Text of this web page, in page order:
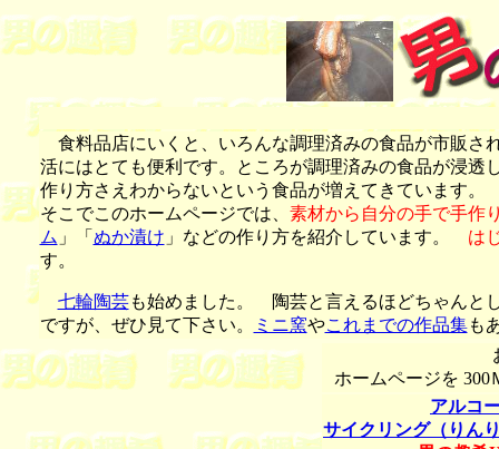
食料品店にいくと、いろんな調理済みの食品が市販さ
活にはとても便利です。ところが調理済みの食品が浸
作り方さえわからないという食品が増えてきています。
そこでこのホームページでは、 素材から自分の手で手作
ム 」「 ぬか漬け 」などの作り方を紹介しています。 は
す。
七輪陶芸も始めました。 陶芸と言えるほどちゃんと
ですが、ぜひ見て下さい。
ミニ窯やこれまでの作品集も
ホームページを 300
アルコ
サイクリング（りん